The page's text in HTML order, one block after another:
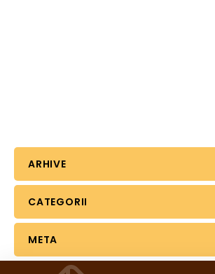
ARHIVE
CATEGORII
META